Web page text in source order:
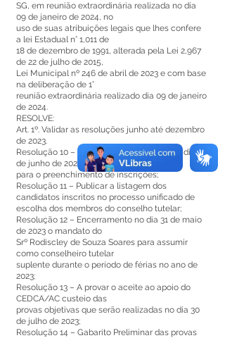
SG, em reunião extraordinária realizada no dia
09 de janeiro de 2024, no
uso de suas atribuições legais que lhes confere
a lei Estadual n° 1,011 de
18 de dezembro de 1991, alterada pela Lei 2,967
de 22 de julho de 2015,
Lei Municipal nº 246 de abril de 2023 e com base
na deliberação de 1°
reunião extraordinária realizado dia 09 de janeiro
de 2024.
RESOLVE:
Art. 1º. Validar as resoluções junho até dezembro
de 2023.
Resolução 10 – Prorrogar as inscrições até dia 07
de junho de 2023,
para o preenchimento de inscrições;
Resolução 11 – Publicar a listagem dos
candidatos inscritos no processo unificado de
escolha dos membros do conselho tutelar;
Resolução 12 – Encerramento no dia 31 de maio
de 2023 o mandato do
Srº Rodiscley de Souza Soares para assumir
como conselheiro tutelar
suplente durante o período de férias no ano de
2023;
Resolução 13 – A provar o aceite ao apoio do
CEDCA/AC custeio das
provas objetivas que serão realizadas no dia 30
de julho de 2023;
Resolução 14 – Gabarito Preliminar das provas